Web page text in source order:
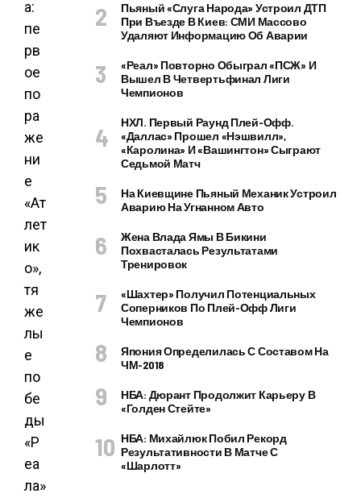
Пьяный «слуга Народа» Устроил ДТП
При Въезде В Киев: СМИ Массово
Удаляют Информацию Об Аварии
«Реал» Повторно Обыграл «ПСЖ» И
Вышел В Четвертьфинал Лиги
Чемпионов
НХЛ. Первый Раунд Плей-Офф.
«Даллас» Прошел «Нэшвилл»,
«Каролина» И «Вашингтон» Сыграют
Седьмой Матч
На Киевщине Пьяный Механик Устроил
Аварию На Угнанном Авто
Жена Влада Ямы В Бикини
Похвасталась Результатами
Тренировок
«Шахтер» Получил Потенциальных
Соперников По Плей-Офф Лиги
Чемпионов
Япония Определилась С Составом На
ЧМ-2018
НБА: Дюрант Продолжит Карьеру В
«Голден Стейте»
НБА: Михайлюк Побил Рекорд
Результативности В Матче С
«Шарлотт»